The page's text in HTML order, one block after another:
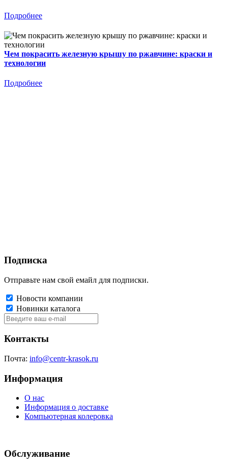
Подробнее
Чем покрасить железную крышу по ржавчине: краски и
технологии
Подробнее
Подписка
Отправьте нам свой емайл для подписки.
Новости компании
Новинки каталога
Контакты
Почта: info@centr-krasok.ru
Информация
О нас
Информация о доставке
Компьютерная колеровка
Обслуживание